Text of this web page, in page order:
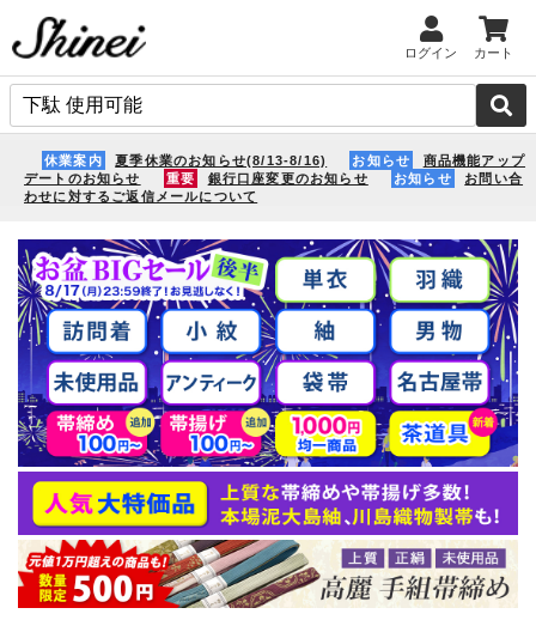
ログイン カート
休業案内 夏季休業のお知らせ(8/13-8/16) お知らせ
商品機能アップ
デートのお知らせ
重要 銀行口座変更のお知らせ お知らせ
お問い合
わせに対するご返信メールについて